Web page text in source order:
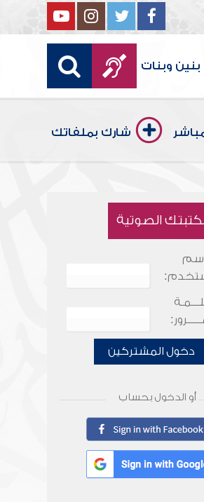
بنين وبنات
شارك بملفاتك
الصوتية
دخول المشتركين
أو الدخول بحساب